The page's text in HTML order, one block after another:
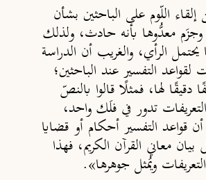
اللّوم على الباحثين بشأن
وجزَم معدُّوها بأنه حادث، ولذلك
الرأي، والغريب أن الدراسة
لقواعد التفسير عند الباحثين؛
ًا دقيقًا لها، فمثلقالوا بالنصّ
تدور في فلَك واحد،
قواعد التفسير أحكام أو قضايا
معاني القرآن الكريم، فهذا
ويُمثل جوهرها».